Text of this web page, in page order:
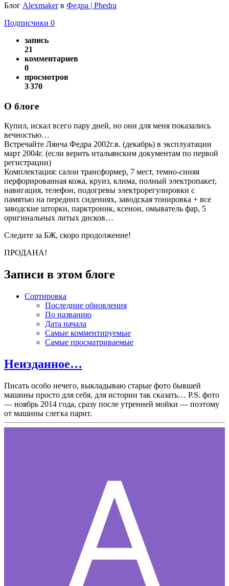
Блог Alexmakerв Федра | Phedra
Подписчики 0
запись
21
комментариев
0
просмотров
3 370
О блоге
Купил, искал всего пару дней, но они для меня показались
вечностью…
Встречайте Лянча Федра 2002г.в. (декабрь) в эксплуатации
март 2004г. (если верить итальянским документам по первой
регистрации)
Комплектация: салон трансформер, 7 мест, темно-синяя
перфорированная кожа, круиз, клима, полный электропакет,
навигация, телефон, подогревы электрорегулировки с
памятью на передних сидениях, заводская тонировка + все
заводские шторки, парктроник, ксенон, омыватель фар, 5
оригинальных литых дисков…
Следите за БЖ, скоро продолжение!
ПРОДАНА!
Записи в этом блоге
Сортировка
Последние обновления
По названию
Дата начала
Самые комментируемые
Самые просматриваемые
Неизданное…
Писать особо нечего, выкладываю старые фото бывшей
машины просто для себя, для истории так сказать… P.S. фото
— ноябрь 2014 года, сразу после утренней мойки — поэтому
от машины слегка парит.